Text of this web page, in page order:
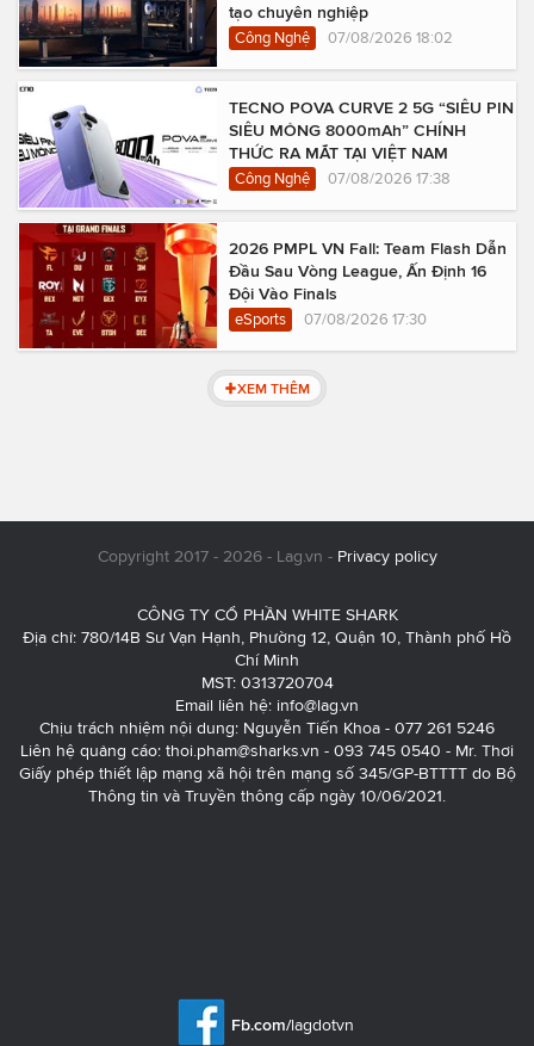
tạo chuyên nghiệp
Công Nghệ 07/08/2026 18:02
TECNO POVA CURVE 2 5G “SIÊU PIN
SIÊU MỎNG 8000mAh” CHÍNH
THỨC RA MẮT TẠI VIỆT NAM
Công Nghệ 07/08/2026 17:38
2026 PMPL VN Fall: Team Flash Dẫn
Đầu Sau Vòng League, Ấn Định 16
Đội Vào Finals
eSports 07/08/2026 17:30
XEM THÊM
Copyright 2017 - 2026 - Lag.vn - Privacy policy
CÔNG TY CỔ PHẦN WHITE SHARK
Địa chỉ: 780/14B Sư Vạn Hạnh, Phường 12, Quận 10, Thành phố Hồ
Chí Minh
MST: 0313720704
Email liên hệ: info@lag.vn
Chịu trách nhiệm nội dung: Nguyễn Tiến Khoa - 077 261 5246
Liên hệ quảng cáo: thoi.pham@sharks.vn - 093 745 0540 - Mr. Thơi
Giấy phép thiết lập mạng xã hội trên mạng số 345/GP-BTTTT do Bộ
Thông tin và Truyền thông cấp ngày 10/06/2021.
Fb.com/lagdotvn